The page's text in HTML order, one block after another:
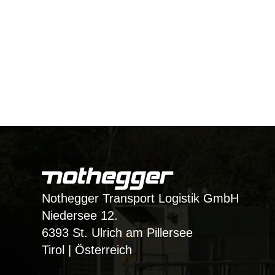
Nothegger Transport Logistik GmbH
Niedersee 12.
6393 St. Ulrich am Pillersee
Tirol | Österreich